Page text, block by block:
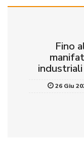
Fino
26 Giu